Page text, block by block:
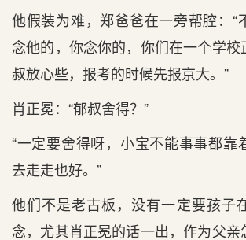
他假装为难，郑爸爸在一旁帮腔：“
念他的，你念你的，你们在一个学校
叔放心些，报考的时候先报京大。”
肖正冕：“郁叔舍得？”
“一定要舍得呀，小宝不能事事都靠
去走走也好。”
他们不是老古板，没有一定要孩子
念，尤其肖正冕的话一出，作为父